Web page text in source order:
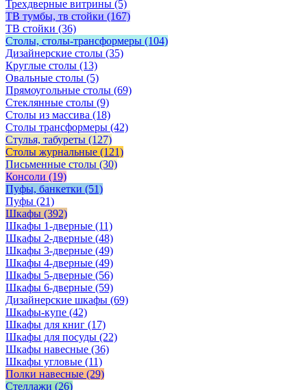
Трехдверные витрины (5)
ТВ тумбы, тв стойки (167)
ТВ стойки (36)
Столы, столы-трансформеры (104)
Дизайнерские столы (35)
Круглые столы (13)
Овальные столы (5)
Прямоугольные столы (69)
Стеклянные столы (9)
Столы из массива (18)
Столы трансформеры (42)
Стулья, табуреты (127)
Столы журнальные (121)
Письменные столы (30)
Консоли (19)
Пуфы, банкетки (51)
Пуфы (21)
Шкафы (392)
Шкафы 1-дверные (11)
Шкафы 2-дверные (48)
Шкафы 3-дверные (49)
Шкафы 4-дверные (49)
Шкафы 5-дверные (56)
Шкафы 6-дверные (59)
Дизайнерские шкафы (69)
Шкафы-купе (42)
Шкафы для книг (17)
Шкафы для посуды (22)
Шкафы навесные (36)
Шкафы угловые (11)
Полки навесные (29)
Стеллажи (26)